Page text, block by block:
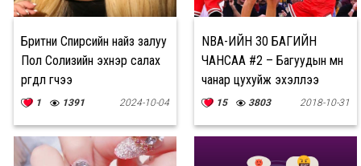
Бритни Спирсийн найз залуу
Пол Солизийн эхнэр салах
өргөдлөө өгчээ
1 1391 2024-10-04
NBA-ИЙН 30 БАГИЙН
ЧАНСАА #2 – Багуудын мөн
чанар цухуйж эхэллээ
15 3803 2018-10-31